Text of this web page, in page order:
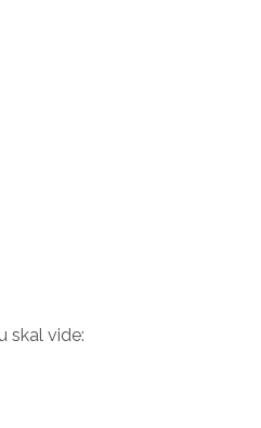
skal vide: